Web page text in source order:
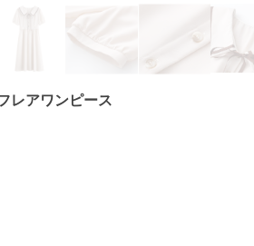
レアワンピース